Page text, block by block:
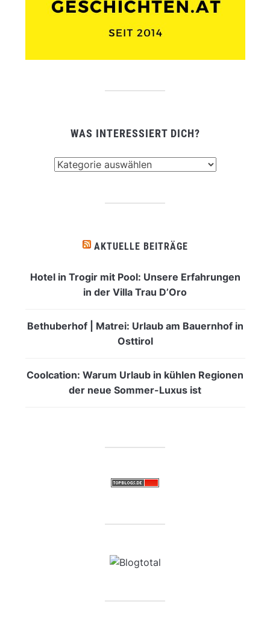
WAS INTERESSIERT DICH?
AKTUELLE BEITRÄGE
Hotel in Trogir mit Pool: Unsere Erfahrungen
in der Villa Trau D’Oro
Bethuberhof | Matrei: Urlaub am Bauernhof in
Osttirol
Coolcation: Warum Urlaub in kühlen Regionen
der neue Sommer-Luxus ist